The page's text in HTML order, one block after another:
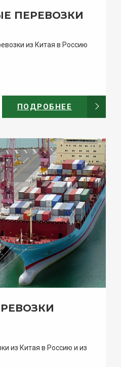
ПЕРЕВОЗКИ
из Китая в Россию
ПОДРОБНЕЕ
из Китая в Россию и из